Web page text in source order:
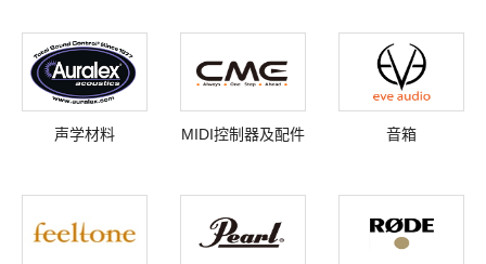
声学材料 MIDI控制器及配件 音箱